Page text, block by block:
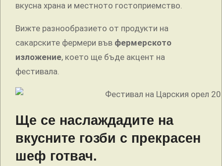
вкусна храна и местното гостоприемство.
Вижте разнообразието от продукти на
сакарските фермери във фермерското
изложение, което ще бъде акцент на
фестивала.
Ще се наслаждадите на
вкусните гозби с прекрасен
шеф готвач.